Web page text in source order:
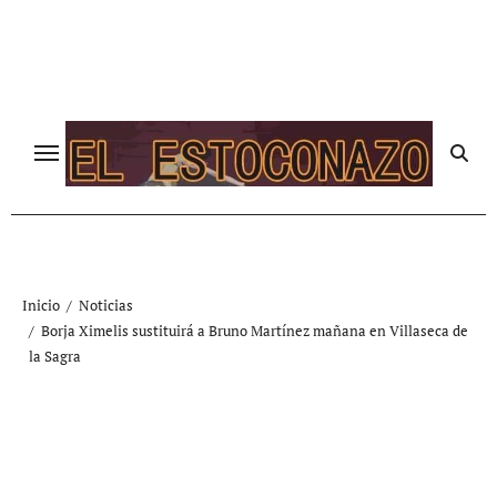
Inicio
Noticias
Borja Ximelis sustituirá a Bruno Martínez mañana en Villaseca de
la Sagra